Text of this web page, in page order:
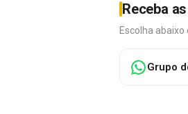
Receba
Escolha
Grupo